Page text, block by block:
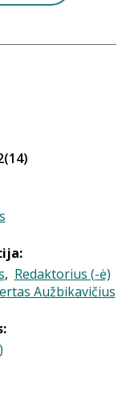
, Redaktorius (-ė)
Aužbikavičius